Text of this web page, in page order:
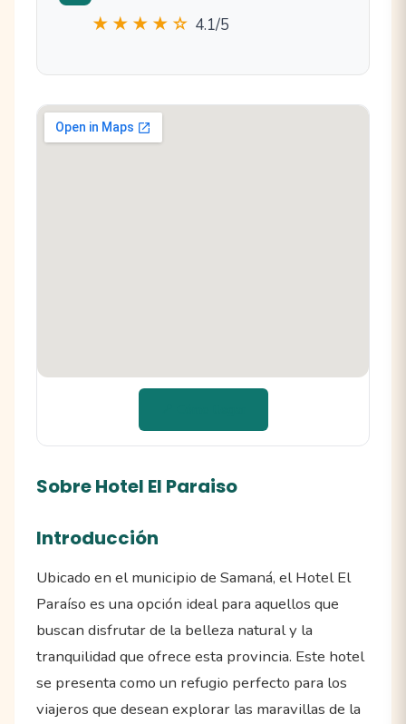
★★★★☆ 4.1/5
Sobre Hotel El Paraiso
Introducción
Ubicado en el municipio de Samaná, el Hotel El
Paraíso es una opción ideal para aquellos que
buscan disfrutar de la belleza natural y la
tranquilidad que ofrece esta provincia. Este hotel
se presenta como un refugio perfecto para los
viajeros que desean explorar las maravillas de la